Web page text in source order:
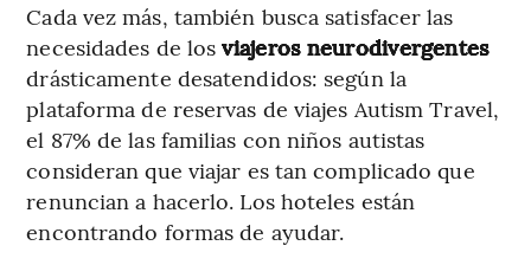
Cada vez más, también busca satisfacer las
necesidades de los viajeros neurodivergentes
drásticamente desatendidos: según la
plataforma de reservas de viajes Autism Travel,
el 87% de las familias con niños autistas
consideran que viajar es tan complicado que
renuncian a hacerlo. Los hoteles están
encontrando formas de ayudar.